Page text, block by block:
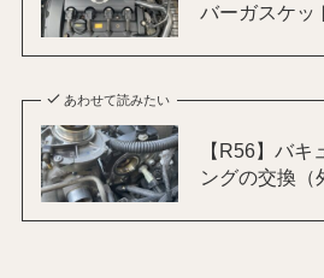
バーガスケッ
あわせて読みたい
【R56】バキ
ングの交換（